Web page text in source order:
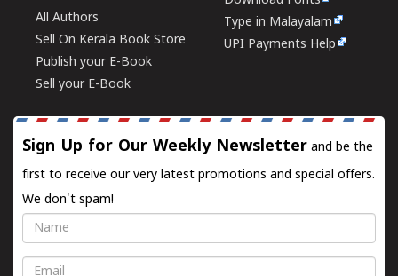
All Authors
Sell On Kerala Book Store
Publish your E-Book
Sell your E-Book
Type in Malayalam
UPI Payments Help
Sign Up for Our Weekly Newsletter and be the
first to receive our very latest promotions and special offers.
We don't spam!
Name
Email